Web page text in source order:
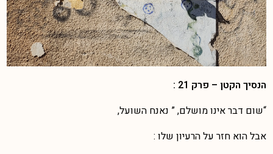
הנסיך הקטן – פרק 21 :
“שום דבר אינו מושלם, ” נאנח השועל,
אבל הוא חזר על הרעיון שלו :